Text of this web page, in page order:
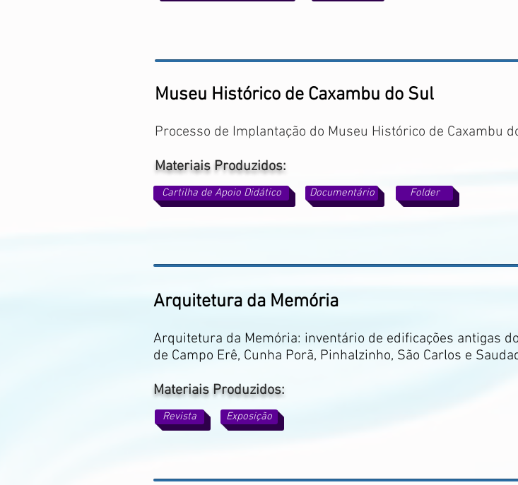
Museu Histórico de Caxambu do Sul
Processo de Implantação do Museu Histórico de Caxambu
Materiais Produzidos:
Cartilha de Apoio Didático Documentário Folder
Arquitetura da Memória
Arquitetura da Memória: inventário de edificações antigas
de Campo Erê, Cunha Porã, Pinhalzinho, São Carlos e
Materiais Produzidos:
Revista Exposição